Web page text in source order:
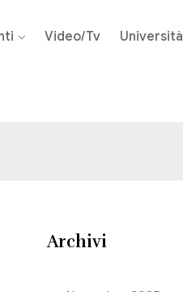
Video/Tv Università
Archivi